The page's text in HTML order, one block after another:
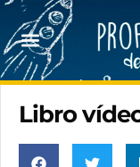
Libro